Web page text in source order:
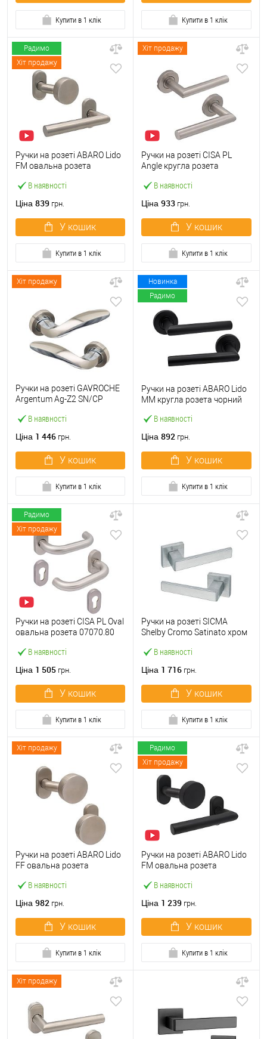
Купити в 1 клік Купити в 1 клік
Радимо
Хіт продажу
В наявності
Ручки на розеті ABARO Lido
FM овальна розета
нержавіюча сталь
Ціна 839 грн.
У кошик
Купити в 1 клік
Хіт продажу
В наявності
Ручки на розеті CISA PL
Angle кругла розета
Ціна 933 грн.
У кошик
Купити в 1 клік
Хіт продажу
В наявності
Ручки на розеті GAVROCHE
Argentum Ag-Z2 SN/CP
Ціна 1 446 грн.
У кошик
Купити в 1 клік
Новинка
Радимо
В наявності
Ручки на розеті ABARO Lido
MM кругла розета чорний
Ціна 892 грн.
У кошик
Купити в 1 клік
Радимо
Хіт продажу
В наявності
Ручки на розеті CISA PL Oval
овальна розета 07070.80
Ціна 1 505 грн.
У кошик
Купити в 1 клік
В наявності
Ручки на розеті SICMA
Shelby Cromo Satinato хром
Ціна 1 716 грн.
У кошик
Купити в 1 клік
Хіт продажу
В наявності
Ручки на розеті ABARO Lido
FF овальна розета
нержавіюча сталь
Ціна 982 грн.
У кошик
Купити в 1 клік
Радимо
Хіт продажу
В наявності
Ручки на розеті ABARO Lido
FM овальна розета
Ціна 1 239 грн.
У кошик
Купити в 1 клік
Хіт продажу